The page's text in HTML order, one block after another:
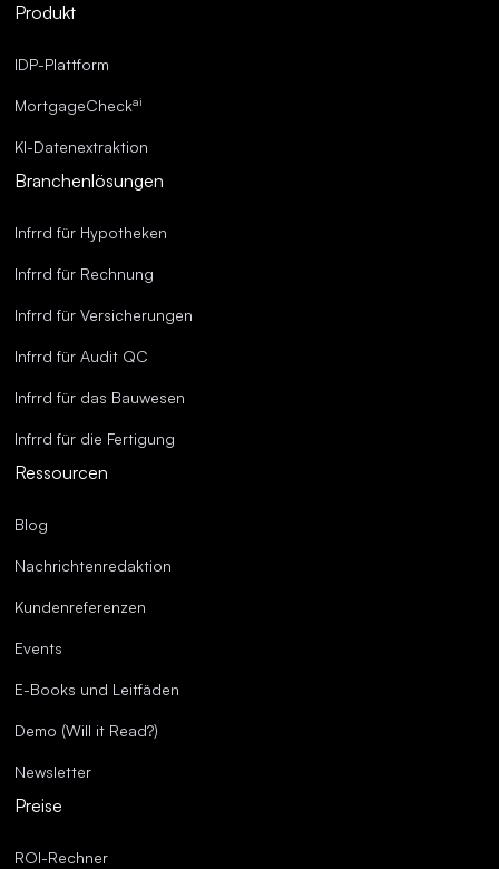
Überragende Genauigkeit.
Produkt
IDP-Plattform
MortgageCheckai
KI-Datenextraktion
Branchenlösungen
Infrrd für Hypotheken
Infrrd für Rechnung
Infrrd für Versicherungen
Infrrd für Audit QC
Infrrd für das Bauwesen
Infrrd für die Fertigung
Ressourcen
Blog
Nachrichtenredaktion
Kundenreferenzen
Events
E-Books und Leitfäden
Demo (Will it Read?)
Newsletter
Preise
ROI-Rechner